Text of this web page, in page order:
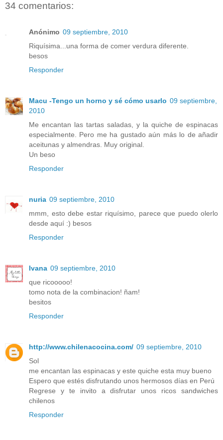
34 comentarios:
Anónimo 09 septiembre, 2010
Riquísima...una forma de comer verdura diferente.
besos
Responder
Macu -Tengo un horno y sé cómo usarlo 09 septiembre,
2010
Me encantan las tartas saladas, y la quiche de espinacas
especialmente. Pero me ha gustado aún más lo de añadir
aceitunas y almendras. Muy original.
Un beso
Responder
nuria 09 septiembre, 2010
mmm, esto debe estar riquísimo, parece que puedo olerlo
desde aquí :) besos
Responder
Ivana 09 septiembre, 2010
que ricooooo!
tomo nota de la combinacion! ñam!
besitos
Responder
http://www.chilenacocina.com/ 09 septiembre, 2010
Sol
me encantan las espinacas y este quiche esta muy bueno
Espero que estés disfrutando unos hermosos días en Perú
Regrese y te invito a disfrutar unos ricos sandwiches
chilenos
Responder